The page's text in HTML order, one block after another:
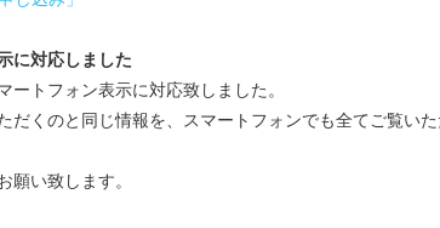
に対応しました
ートフォン表示に対応致しました。
だくのと同じ情報を、スマートフォンでも全てご覧いた
願い致します。